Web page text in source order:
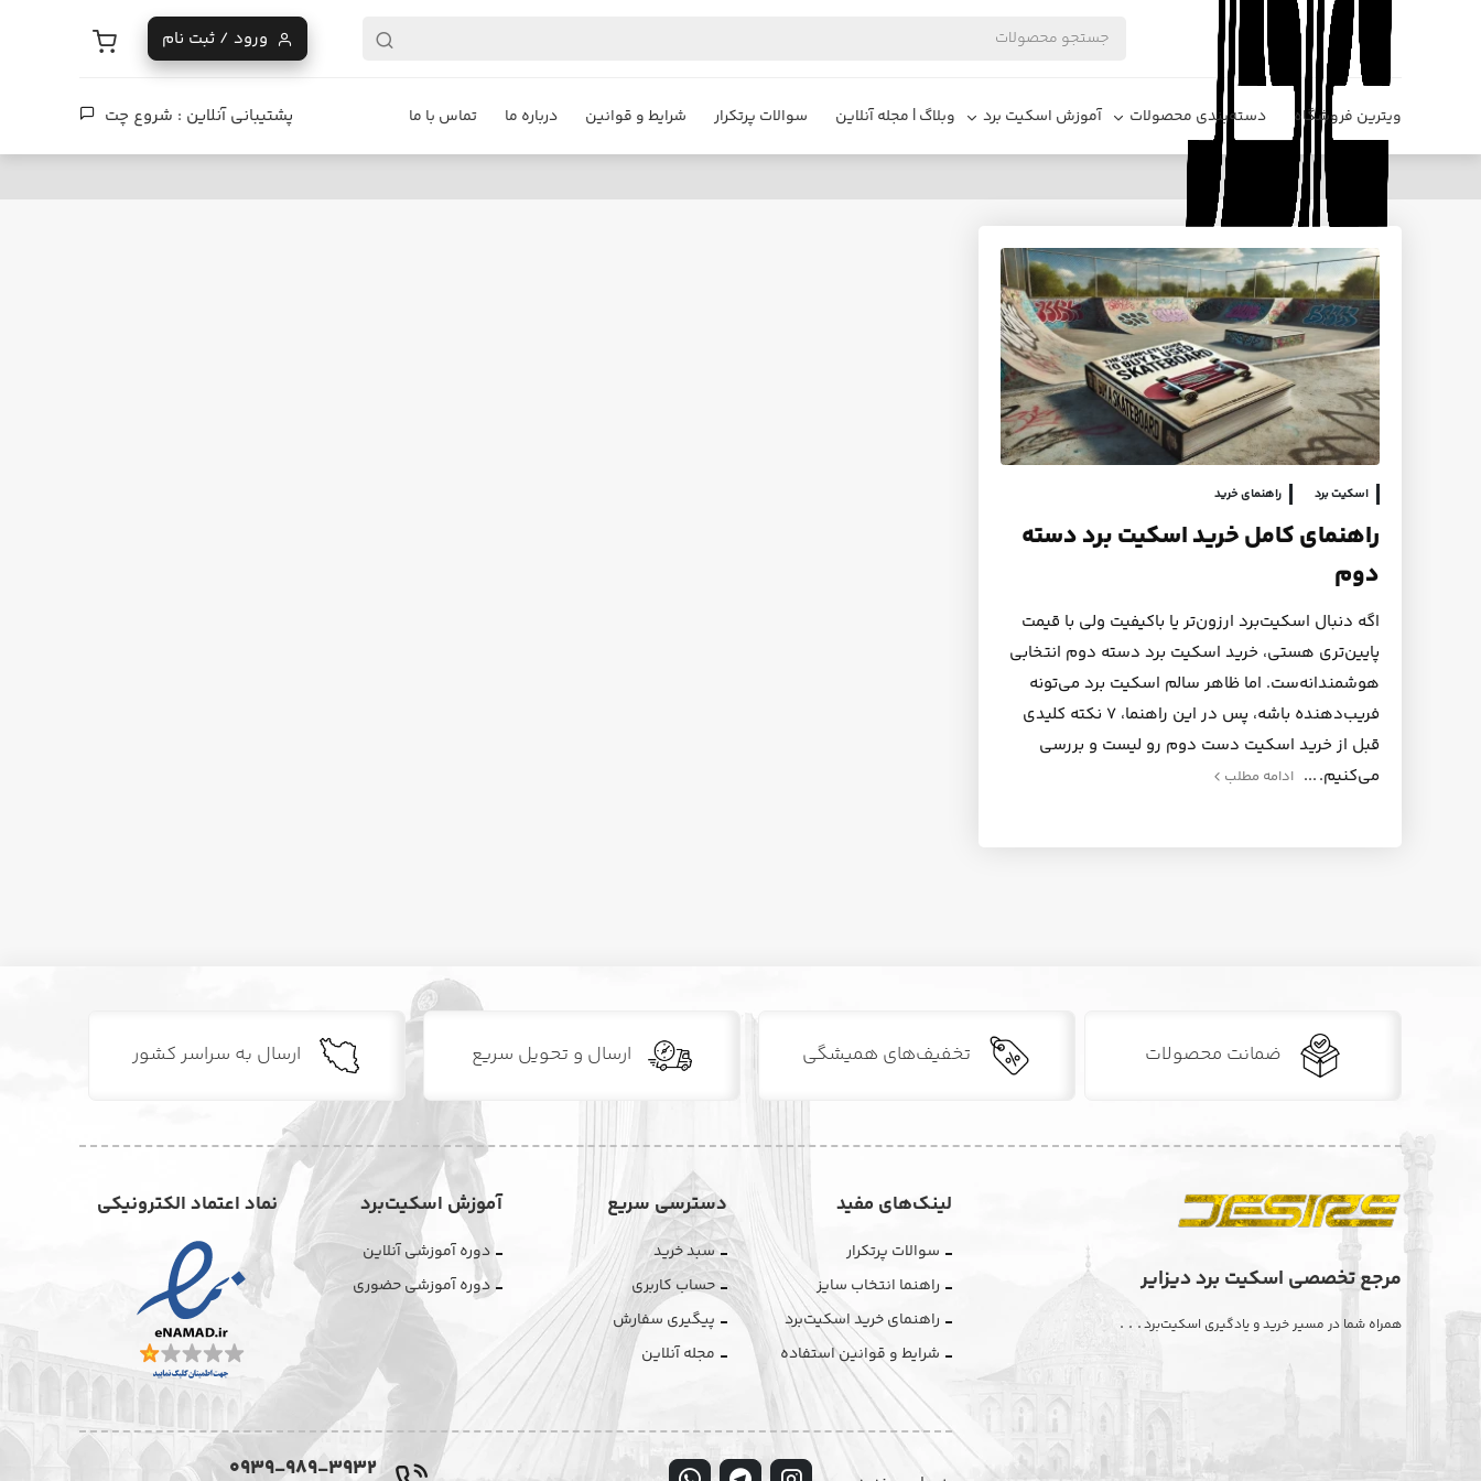
ورود / ثبت نام
ویترین فروشگاه دسته‌بندی محصولات آموزش اسکیت برد وبلاگ | مجله آنلاین سوالات پرتکرار شرایط و قوانین درباره ما تماس با ما پشتیبانی آنلاین : شروع چت
اسکیت برد دست دوم برای نوجوان
اسکیت برد راهنمای خرید
راهنمای کامل خرید اسکیت برد دسته
دوم
اگه دنبال اسکیت‌برد ارزون‌تر یا باکیفیت ولی با قیمت
پایین‌تری هستی، خرید اسکیت برد دسته دوم انتخابی
هوشمندانه‌ست. اما ظاهر سالم اسکیت برد می‌تونه
فریب‌دهنده باشه، پس در این راهنما، ۷ نکته کلیدی
قبل از خرید اسکیت دست دوم رو لیست و بررسی
می‌کنیم.
ادامه مطلب
ضمانت محصولات تخفیف‌های همیشگی ارسال و تحویل سریع ارسال به سراسر کشور
مرجع تخصصی اسکیت برد دیزایر
همراه شما در مسیر خرید و یادگیری اسکیت‌برد. . .
لینک‌های مفید
سوالات پرتکرار
راهنما انتخاب سایز
راهنمای خرید اسکیت‌برد
شرایط و قوانین استفاده
دسترسی سریع
سبد خرید
حساب کاربری
پیگیری سفارش
مجله آنلاین
آموزش اسکیت‌برد
دوره آموزشی آنلاین
دوره آموزشی حضوری
نماد اعتماد الکترونیکی
0939-989-3932